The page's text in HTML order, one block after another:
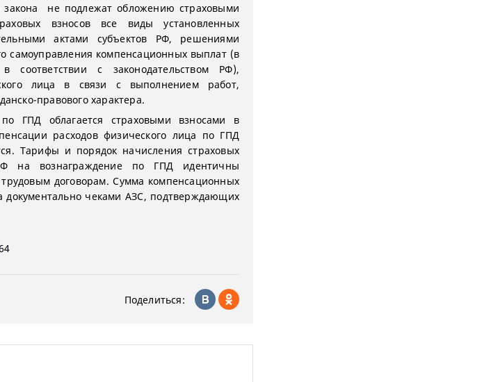
не подлежат обложению страховыми
взносов все виды установленных
актами субъектов РФ, решениями
самоуправления компенсационных выплат (в
соответствии с законодательством РФ),
лица в связи с выполнением работ,
правового характера.
ГПД облагается страховыми взносами в
расходов физического лица по ГПД
Тарифы и порядок начисления страховых
на вознаграждение по ГПД идентичны
договорам. Сумма компенсационных
чеками АЗС, подтверждающих
Поделиться: